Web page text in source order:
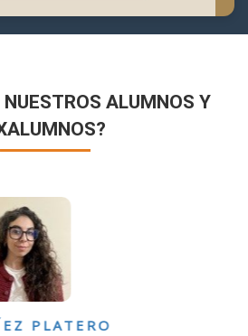
ALUMNOS Y
SÁNCHEZ VALENCIA